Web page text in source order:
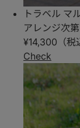
トラベル マ
アレンジ次
¥14,300（税
Check